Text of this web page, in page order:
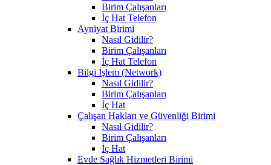
Birim Çalışanları
İç Hat Telefon
Ayniyat Birimi
Nasıl Gidilir?
Birim Çalışanları
İç Hat Telefon
Bilgi İşlem (Network)
Nasıl Gidilir?
Birim Çalışanları
İç Hat
Çalışan Hakları ve Güvenliği Birimi
Nasıl Gidilir?
Birim Çalışanları
İç Hat
Evde Sağlık Hizmetleri Birimi